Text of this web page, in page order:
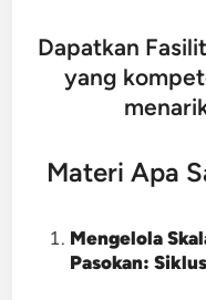
Dapatkan
yang
Materi Apa
Mengelola
Pasokan: